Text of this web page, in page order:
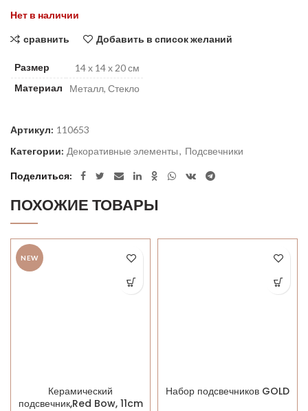
Нет в наличии
сравнить Добавить в список желаний
Размер
14 х 14 х 20 см
Материал
Металл, Стекло
Артикул: 110653
Категории: Декоративные элементы, Подсвечники
Поделиться
ПОХОЖИЕ ТОВАРЫ
NEW
Керамический
подсвечник,Red Bow, 11cm
Набор подсвечников GOLD